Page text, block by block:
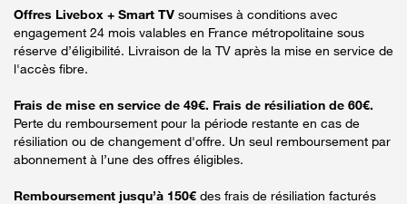
Offres Livebox + Smart TV soumises à conditions avec
engagement 24 mois valables en France métropolitaine sous
réserve d’éligibilité. Livraison de la TV après la mise en service de
l'accès fibre.
Frais de mise en service de 49€. Frais de résiliation de 60€.
Perte du remboursement pour la période restante en cas de
résiliation ou de changement d'offre. Un seul remboursement par
abonnement à l’une des offres éligibles.
Remboursement jusqu’à 150€ des frais de résiliation facturés